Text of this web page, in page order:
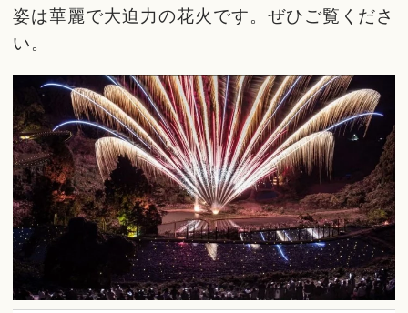
姿は華麗で大迫力の花火です。ぜひご覧くださ
い。